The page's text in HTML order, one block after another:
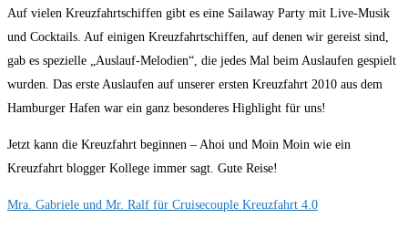
Auf vielen Kreuzfahrtschiffen gibt es eine Sailaway Party mit Live-Musik
und Cocktails. Auf einigen Kreuzfahrtschiffen, auf denen wir gereist sind,
gab es spezielle „Auslauf-Melodien“, die jedes Mal beim Auslaufen gespielt
wurden. Das erste Auslaufen auf unserer ersten Kreuzfahrt 2010 aus dem
Hamburger Hafen war ein ganz besonderes Highlight für uns!
Jetzt kann die Kreuzfahrt beginnen – Ahoi und Moin Moin wie ein
Kreuzfahrt blogger Kollege immer sagt. Gute Reise!
Mra. Gabriele und Mr. Ralf für Cruisecouple Kreuzfahrt 4.0